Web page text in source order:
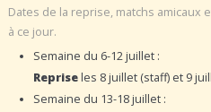
Dates de la reprise, matchs amicaux
à ce jour.
Semaine du 6-12 juillet :
Repriseles 8 juillet (staff) et 9
Semaine du 13-18 juillet :